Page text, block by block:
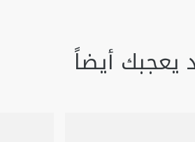
نظّف المجوهرات بلطف
الضغط بقوة على الأحجاريعجبك أيضاً